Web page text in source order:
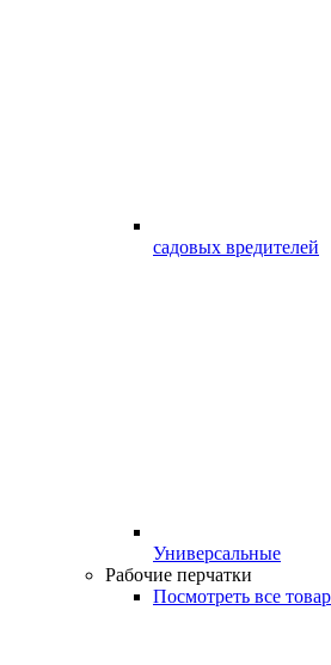
садовых вредителей
Универсальные
Рабочие перчатки
Посмотреть все